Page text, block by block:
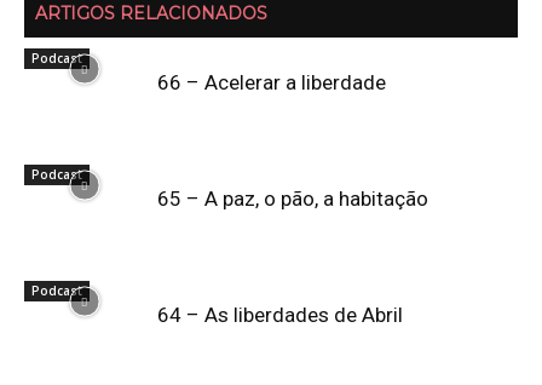
ARTIGOS RELACIONADOS
Podcast
66 – Acelerar a liberdade
Podcast
65 – A paz, o pão, a habitação
Podcast
64 – As liberdades de Abril